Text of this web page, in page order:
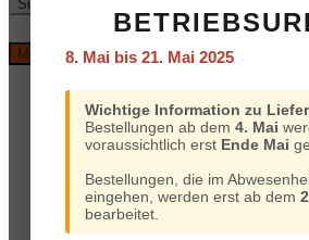
8. Mai bis 21. Mai 2025
Wichtige Information zu
Bestellungen ab dem 4. Mai
voraussichtlich erst Ende Mai
Bestellungen, die im
eingehen, werden erst ab dem
bearbeitet.
Suchen
und
Menü
Home
Custom Chrome
Motorcycle Storehouse
Parts Europe
Zodiac
ProBrake
Iron Optics
OEM Parts